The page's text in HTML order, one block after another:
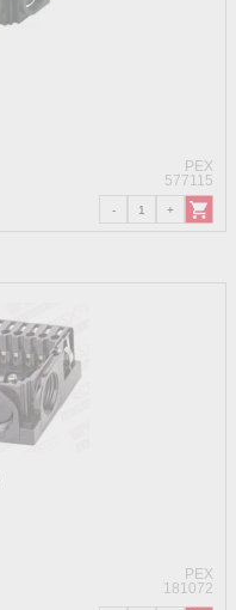
PEX
577115
PEX
181072